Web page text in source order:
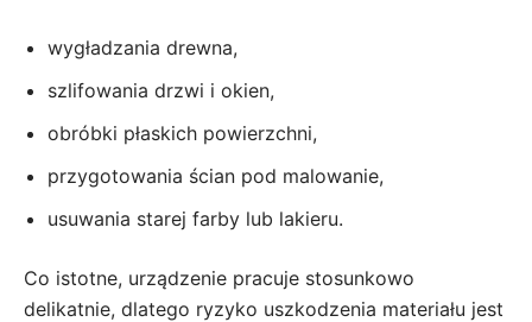
wygładzania drewna,
szlifowania drzwi i okien,
obróbki płaskich powierzchni,
przygotowania ścian pod malowanie,
usuwania starej farby lub lakieru.
Co istotne, urządzenie pracuje stosunkowo
delikatnie, dlatego ryzyko uszkodzenia materiału jest